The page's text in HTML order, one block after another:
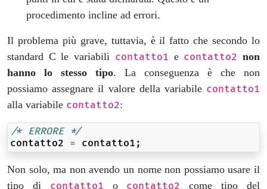
procedimento incline ad errori.
Il problema più grave, tuttavia, è il fatto che secondo lo
standard C le variabili contatto1 e contatto2 non
hanno lo stesso tipo. La conseguenza è che non
possiamo assegnare il valore della variabile contatto1
alla variabile contatto2:
/* ERRORE */
contatto2 = contatto1 ;
Non solo, ma non avendo un nome non possiamo usare il
tipo di contatto1 o contatto2 come tipo del